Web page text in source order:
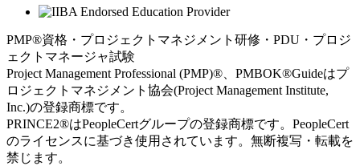
PMP®資格・プロジェクトマネジメント研修・PDU・プロジ
ェクトマネージャ試験
Project Management Professional (PMP)®、PMBOK®Guideはプ
ロジェクトマネジメント協会(Project Management Institute,
Inc.)の登録商標です。
PRINCE2®はPeopleCertグループの登録商標です。PeopleCert
のライセンスに基づき使用されています。無断複写・転載を
禁じます。